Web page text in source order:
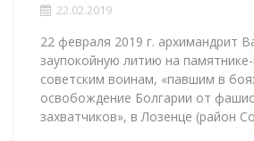
22.02.2019
22 февраля 2019 г. архимандрит
заупокойную литию на
советским воинам, «павшим в
освобождение Болгарии от
захватчиков», в Лозенце (район